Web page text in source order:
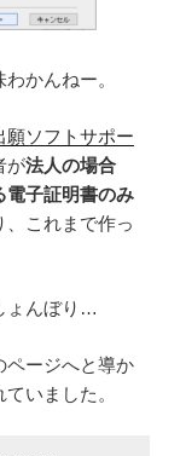
かんねー。
願ソフトサポー
が法人の場合
子証明書のみ
これまで作っ
ょんぼり…
ページへと導か
いました。